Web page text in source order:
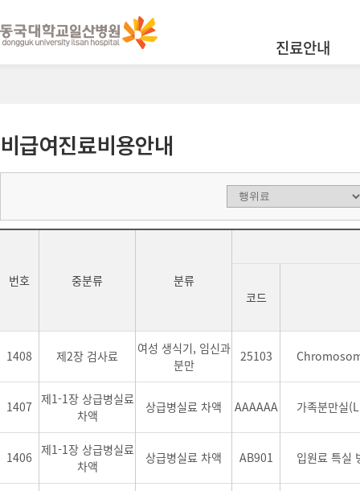
진료안내
비급여진료비용안내
번호 중분류
분류
코드
1408 제2장 검사료
여성 생식기, 임신과
분만
25103
1407 제1-1장 상급병실료
차액
상급병실료 차액 AAAAAA 가족분만실
1406 제1-1장 상급병실료
차액
상급병실료 차액 AB901 입원료 특실